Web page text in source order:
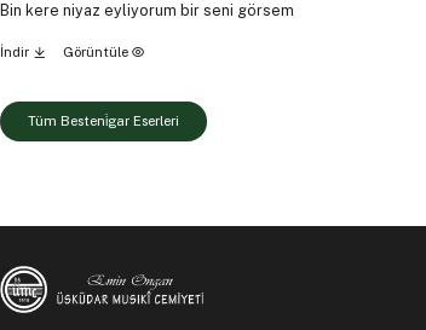
Bin kere niyaz eyliyorum bir seni görsem
İndir Görüntüle
Tüm Besteni̇gar Eserleri